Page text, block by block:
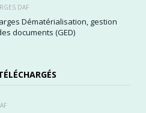
DAF
Dématérialisation, gestion
documents (GED)